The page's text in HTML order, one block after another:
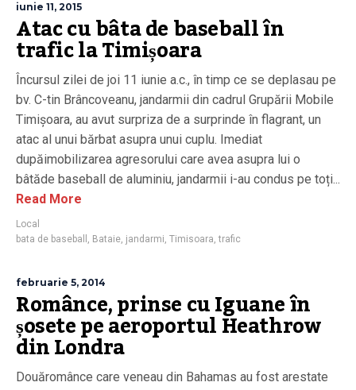
iunie 11, 2015
Atac cu bâta de baseball în
trafic la Timișoara
Încursul zilei de joi 11 iunie a.c., în timp ce se deplasau pe
bv. C-tin Brâncoveanu, jandarmii din cadrul Grupării Mobile
Timișoara, au avut surpriza de a surprinde în flagrant, un
atac al unui bărbat asupra unui cuplu. Imediat
dupăimobilizarea agresorului care avea asupra lui o
bâtăde baseball de aluminiu, jandarmii i-au condus pe toți...
Read More
Local
bata de baseball , Bataie, jandarmi, Timisoara,trafic
februarie 5, 2014
Românce, prinse cu Iguane în
șosete pe aeroportul Heathrow
din Londra
Douăromânce care veneau din Bahamas au fost arestate